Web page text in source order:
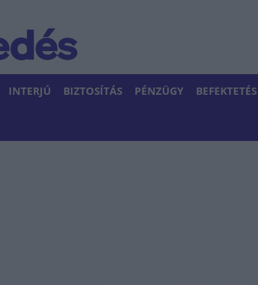
INTERJÚ BIZTOSÍTÁS PÉNZÜGY BEFEKTETÉS